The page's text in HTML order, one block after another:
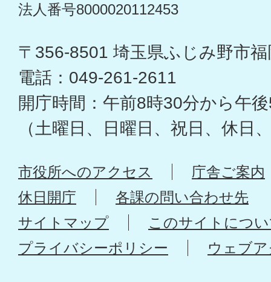
法人番号8000020112453
〒356-8501 埼玉県ふじみ野市
電話：049-261-2611
開庁時間：午前8時30分から午
（土曜日、日曜日、祝日、休日
市役所へのアクセス
庁舎ご案内
休日開庁
各課の問い合わせ先
サイトマップ
このサイトにつ
プライバシーポリシー
ウェブ